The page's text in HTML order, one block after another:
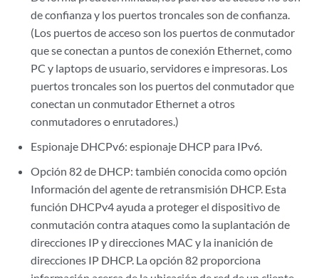
de confianza y los puertos troncales son de confianza.
(Los puertos de acceso son los puertos de conmutador
que se conectan a puntos de conexión Ethernet, como
PC y laptops de usuario, servidores e impresoras. Los
puertos troncales son los puertos del conmutador que
conectan un conmutador Ethernet a otros
conmutadores o enrutadores.)
Espionaje DHCPv6: espionaje DHCP para IPv6.
Opción 82 de DHCP: también conocida como opción
Información del agente de retransmisión DHCP. Esta
función DHCPv4 ayuda a proteger el dispositivo de
conmutación contra ataques como la suplantación de
direcciones IP y direcciones MAC y la inanición de
direcciones IP DHCP. La opción 82 proporciona